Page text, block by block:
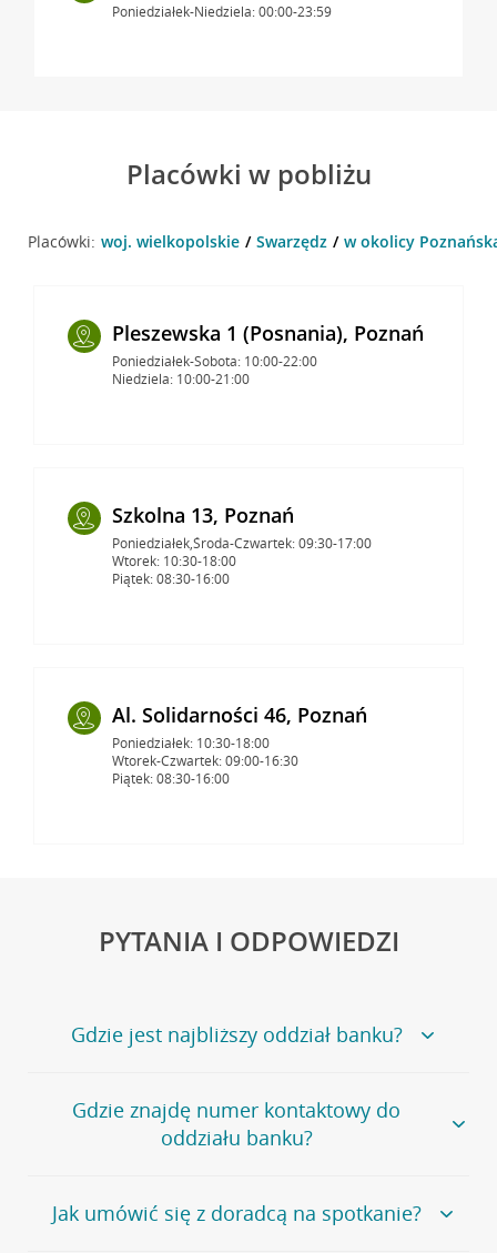
Poniedziałek-Niedziela: 00:00-23:59
Placówki w pobliżu
Placówki: woj. wielkopolskie Swarzędz w okolicy
Pleszewska 1 (Posnania), Poznań
Poniedziałek-Sobota: 10:00-22:00
Niedziela: 10:00-21:00
Szkolna 13, Poznań
Poniedziałek,Środa-Czwartek: 09:30-17:00
Wtorek: 10:30-18:00
Piątek: 08:30-16:00
Al. Solidarności 46, Poznań
Poniedziałek: 10:30-18:00
Wtorek-Czwartek: 09:00-16:30
Piątek: 08:30-16:00
PYTANIA I ODPOWIEDZI
Gdzie jest najbliższy oddział banku?
Jeśli szukasz oddziału naszego banku, zapraszamy na
stronęPlacówki i bankomaty, na której znajduje się
wygodna wyszukiwarka.
oddziałów
Gdzie znajdę numer kontaktowy do
oddziału banku?
Bank Credit Agricole nie udostępnia ogólnego numeru
telefonu do placówki bankowej.
Jak umówić się z doradcą na spotkanie?